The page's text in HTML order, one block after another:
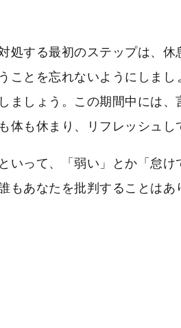
処する最初のステップは、
ことを忘れないようにしま
ましょう。この期間中には
体も休まり、リフレッシュ
いって、「弱い」とか「怠
もあなたを批判することはあ